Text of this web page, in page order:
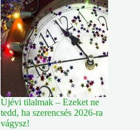
Újévi tilalmak – Ezeket ne
tedd, ha szerencsés 2026-ra
vágysz!